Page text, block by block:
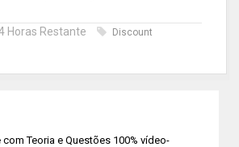
Horas Restante Discount
com Teoria e Questões 100% vídeo-